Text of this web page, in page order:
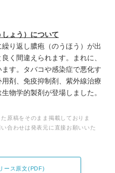
ょう）について
り返し膿疱（のうほう）が出
く間違えられます。まれに、
す。タバコや感染症で悪化す
剤、免疫抑制剤、紫外線治療
物学的製剤が登場しました。
原稿をそのまま掲載しておりま
合わせは発表元に直接お願いいた
ース原文(PDF)